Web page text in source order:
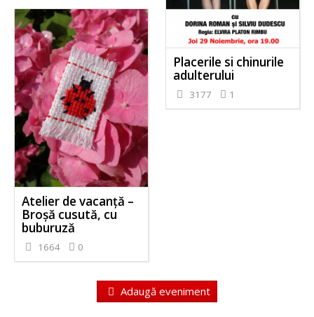
Placerile si chinurile
adulterului
3177 1
Atelier de vacanță –
Broșă cusută, cu
buburuză
1664 0
Adaugă eveniment